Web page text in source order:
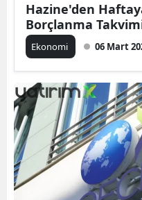
Hazine'den
Borçlanma
Ekonomi 06 Mart